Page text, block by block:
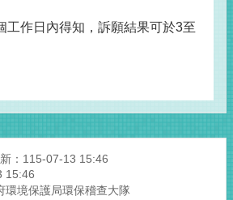
工作日內得知，訴願結果可於3至
：115-07-13 15:46
15:46
環境保護局環保稽查大隊